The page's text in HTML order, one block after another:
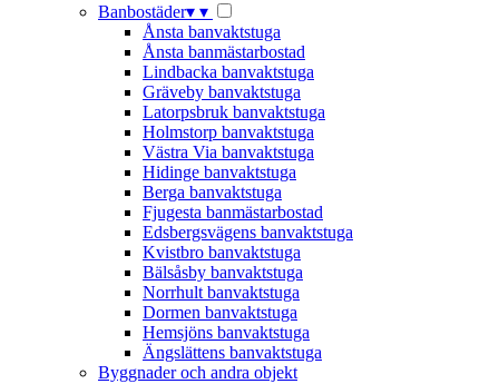
Banbostäder▾ ▾
Ånsta banvaktstuga
Ånsta banmästarbostad
Lindbacka banvaktstuga
Gräveby banvaktstuga
Latorpsbruk banvaktstuga
Holmstorp banvaktstuga
Västra Via banvaktstuga
Hidinge banvaktstuga
Berga banvaktstuga
Fjugesta banmästarbostad
Edsbergsvägens banvaktstuga
Kvistbro banvaktstuga
Bälsåsby banvaktstuga
Norrhult banvaktstuga
Dormen banvaktstuga
Hemsjöns banvaktstuga
Ängslättens banvaktstuga
Byggnader och andra objekt